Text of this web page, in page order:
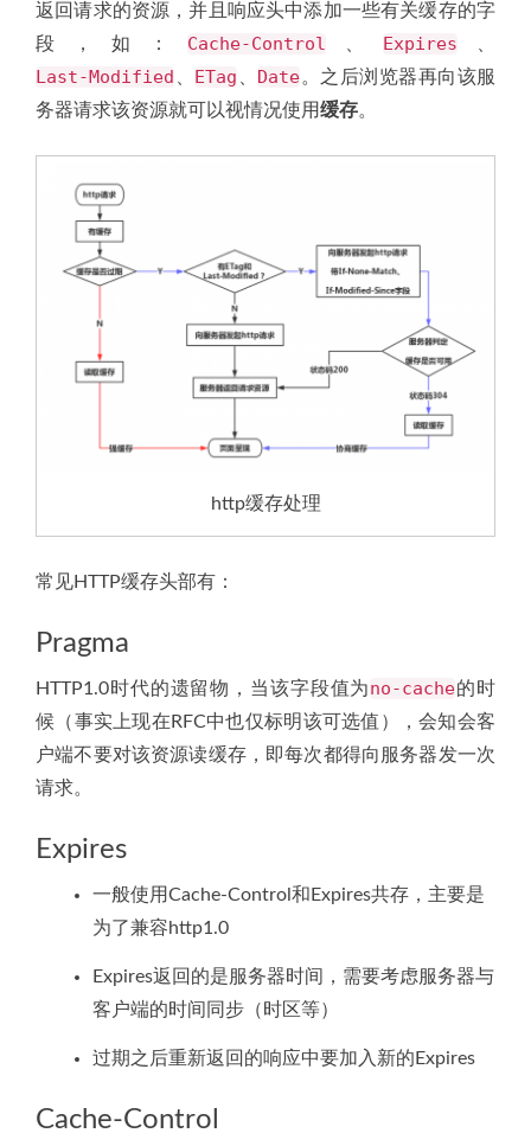
返回请求的资源，并且响应头中添加一些有关缓存的字
段，如： Cache-Control Expires
Last-Modified ETag Date。之后浏览器再向该服
务器请求该资源就可以视情况使用缓存。
http缓存处理
常见HTTP缓存头部有：
Pragma
HTTP1.0时代的遗留物，当该字段值为no-cache的时
候（事实上现在RFC中也仅标明该可选值），会知会客
户端不要对该资源读缓存，即每次都得向服务器发一次
请求。
Expires
一般使用Cache-Control和Expires共存，主要是
为了兼容http1.0
Expires返回的是服务器时间，需要考虑服务器与
客户端的时间同步（时区等）
过期之后重新返回的响应中要加入新的Expires
Cache-Control